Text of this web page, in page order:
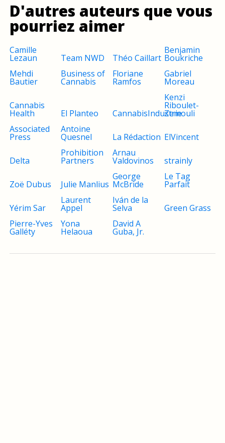
D'autres auteurs que vous
pourriez aimer
Camille
Lezaun Team NWD Théo Caillart
Benjamin
Boukriche
Mehdi
Bautier
Business of
Cannabis
Floriane
Ramfos
Gabriel
Moreau
Cannabis
Health El Planteo CannabisIndustrie
Kenzi
Riboulet-
Zemouli
Associated
Press
Antoine
Quesnel La Rédaction ElVincent
Delta
Prohibition
Partners
Arnau
Valdovinos strainly
Zoë Dubus Julie Manlius
George
McBride
Le Tag
Parfait
Yérim Sar
Laurent
Appel
Iván de la
Selva
Green Grass
Pierre-Yves
Galléty
Yona
Helaoua
David A
Guba, Jr.